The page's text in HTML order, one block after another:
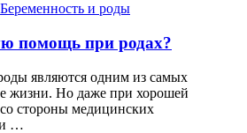
Беременность и роды
помощь при родах?
являются одним из самых
жизни. Но даже при хорошей
стороны медицинских
…